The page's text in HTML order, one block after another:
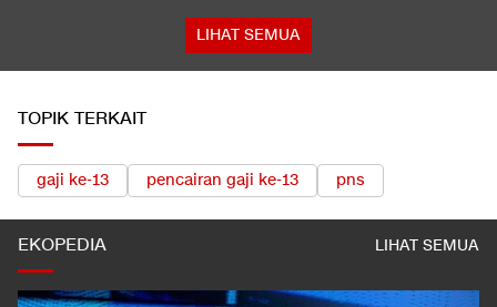
LIHAT SEMUA
TOPIK TERKAIT
gaji ke-13 pencairan gaji ke-13 pns
EKOPEDIA LIHAT SEMUA